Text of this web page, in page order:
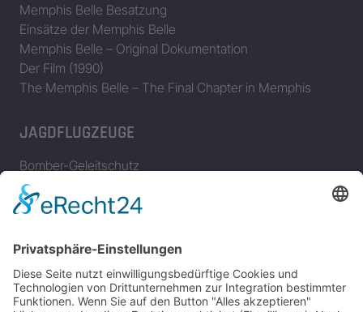
Memphis Belle Besatzung
Einsätze der Memphis Belle
Memphis Belle – Original Dokumentation
Der Film (1990)
The Memphis Belle – The Final Chapter in Memphis
JAGDFLUGZEUGE
Bomber-Geleitschutz
Tuskeegee Airmen
Focke Wulf FW 190
Messerschmitt Me 163
P-38 Lightning
P-47 Thunderbolt